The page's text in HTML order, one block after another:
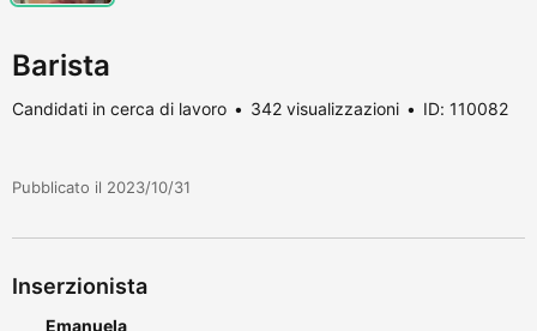
Barista
Candidati in cerca di lavoro 342 visualizzazioni ID: 110082
Pubblicato il 2023/10/31
Inserzionista
Emanuela